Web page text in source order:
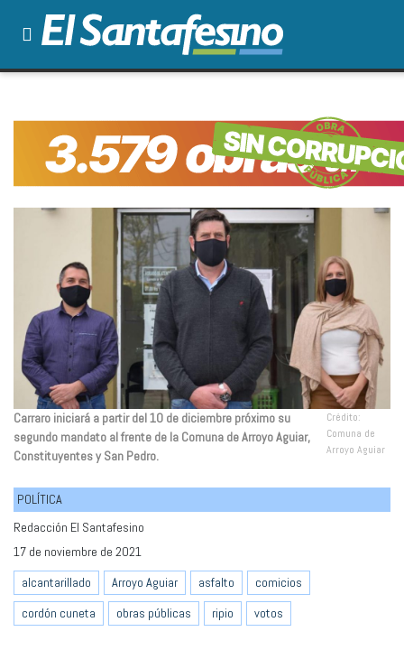
Carraro iniciará a partir del 10 de diciembre próximo su
segundo mandato al frente de la Comuna de Arroyo Aguiar,
Constituyentes y San Pedro.
Crédito:
Comuna de
Arroyo Aguiar
POLÍTICA
Redacción El Santafesino
17 de noviembre de 2021
alcantarillado
Arroyo Aguiar asfalto
comicios
cordón cuneta
obras públicas ripio votos